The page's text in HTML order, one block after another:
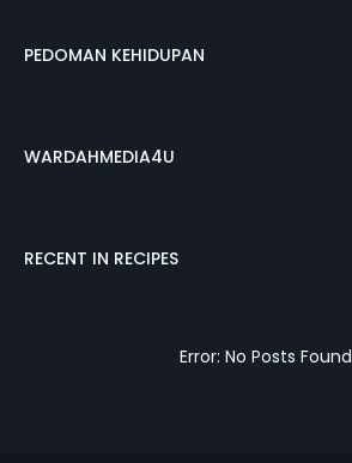
PEDOMAN KEHIDUPAN
WARDAHMEDIA4U
RECENT IN RECIPES
Error: No Posts Found